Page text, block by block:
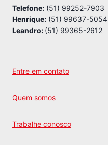
Telefone: (51) 99252-7903
Henrique: (51) 99637-5054
Leandro: (51) 99365-2612
Entre em contato
Quem somos
Trabalhe conosco